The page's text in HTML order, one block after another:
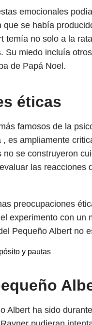
emocionales
se había
no solo a la
Su miedo incluía
de Papá Noel.
éticas
famosos de la
es ampliamente
se construyeron
las reacciones
preocupaciones
experimento con un
Pequeño Albert no
y pautas
Albert ha sido